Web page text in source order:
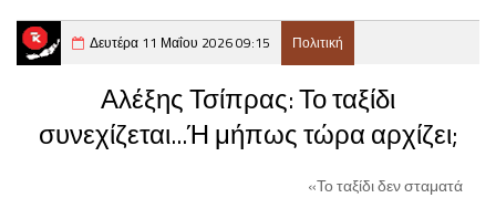
Δευτέρα 11 Μαΐου 2026 09:15 Πολιτική
Αλέξης Τσίπρας: Το ταξίδι
συνεχίζεται...Ή μήπως τώρα αρχίζει;
«Το ταξίδι δεν σταματά